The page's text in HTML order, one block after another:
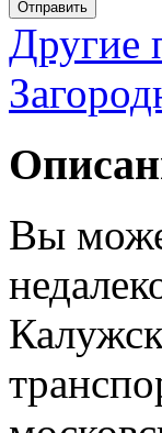
Отправить
Другие
Вы